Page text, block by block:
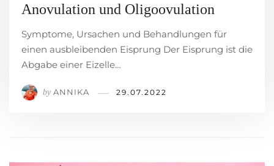
Anovulation und Oligoovulation
Symptome, Ursachen und Behandlungen für
einen ausbleibenden Eisprung Der Eisprung ist die
Abgabe einer Eizelle…
by ANNIKA 29.07.2022